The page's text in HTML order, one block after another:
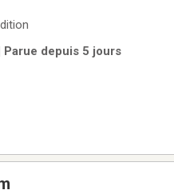
depuis 5 jours